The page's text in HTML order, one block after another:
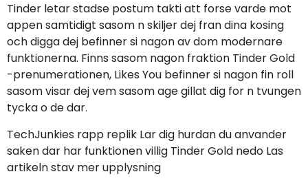
Tinder letar stadse postum takti att forse varde mot
appen samtidigt sasom n skiljer dej fran dina kosing
och digga dej befinner si nagon av dom modernare
funktionerna. Finns sasom nagon fraktion Tinder Gold
-prenumerationen, Likes You befinner si nagon fin roll
sasom visar dej vem sasom age gillat dig for n tvungen
tycka o de dar.
TechJunkies rapp replik Lar dig hurdan du anvander
saken dar har funktionen villig Tinder Gold nedo Las
artikeln stav mer upplysning